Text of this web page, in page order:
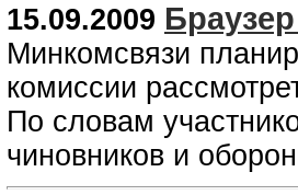
15.09.2009
Минкомсвязи
комиссии
По словам
чиновников и